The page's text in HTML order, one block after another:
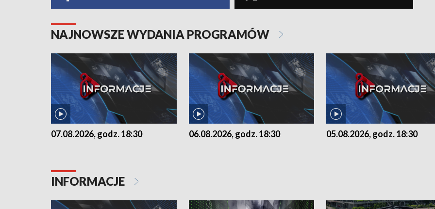
NAJNOWSZE WYDANIA PROGRAMÓW
07.08.2026, godz. 18:30 06.08.2026, godz. 18:30 05.08.2026, godz. 18:30
INFORMACJE